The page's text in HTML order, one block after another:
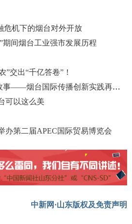
危机下的烟台对外开放
期间烟台工业强市发展历程
”交出“千亿答卷”！
用“全球语言”讲好烟台故事——烟台国际传播创新实践再获全国瞩目！
可以这么美
办第二届APEC国际贸易博览会
中新网·山东版权及免责声明